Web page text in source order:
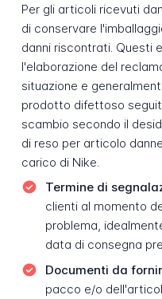
Per gli articoli ricevuti
di conservare
danni riscontrati. Questi
l'elaborazione del
situazione e
prodotto difettoso
scambio secondo il
di reso per articolo
carico di Nike.
Termine di
clienti al momento
problema,
data di consegna
Documenti da
pacco e/o